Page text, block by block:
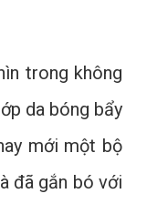
trong không
da bóng bẩy
mới một bộ
đã gắn bó với